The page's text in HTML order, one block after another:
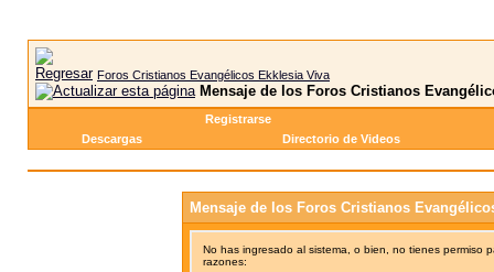
Foros Cristianos Evangélicos Ekklesia Viva
Mensaje de los Foros Cristianos
Registrarse
Descargas
Directorio de Videos
Mensaje de los Foros Cristianos
No has ingresado al sistema, o bien, no tienes permiso
razones: